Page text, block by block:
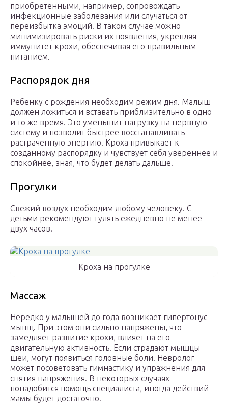
приобретенными, например, сопровождать
инфекционные заболевания или случаться от
переизбытка эмоций. В таком случае можно
минимизировать риски их появления, укрепляя
иммунитет крохи, обеспечивая его правильным
питанием.
Распорядок дня
Ребенку с рождения необходим режим дня. Малыш
должен ложиться и вставать приблизительно в одно
и то же время. Это уменьшит нагрузку на нервную
систему и позволит быстрее восстанавливать
растраченную энергию. Кроха привыкает к
созданному распорядку и чувствует себя увереннее и
спокойнее, зная, что будет делать дальше.
Прогулки
Свежий воздух необходим любому человеку. С
детьми рекомендуют гулять ежедневно не менее
двух часов.
Кроха на прогулке
Массаж
Нередко у малышей до года возникает гипертонус
мышц. При этом они сильно напряжены, что
замедляет развитие крохи, влияет на его
двигательную активность. Если страдают мышцы
шеи, могут появиться головные боли. Невролог
может посоветовать гимнастику и упражнения для
снятия напряжения. В некоторых случаях
понадобится помощь специалиста, иногда действий
мамы будет достаточно.